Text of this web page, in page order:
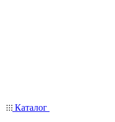
Каталог